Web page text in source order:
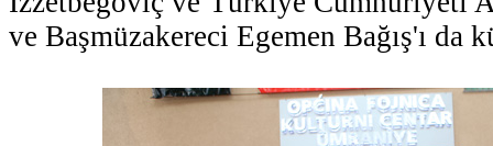
ve Başmüzakereci Egemen Bağış'ı da